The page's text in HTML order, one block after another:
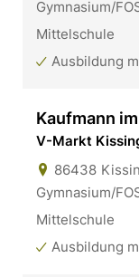
Gymnasium/
Mittelschule
Ausbildung
Kaufmann
V-Markt
86438
Gymnasium/
Mittelschule
Ausbildung